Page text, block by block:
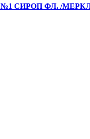
СИРОП ФЛ. /